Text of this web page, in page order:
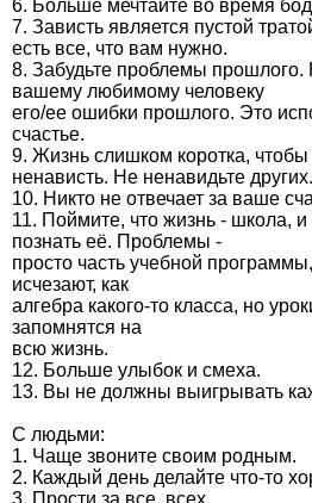
6. Больше мечтайте во время
7. Зависть является пустой
есть все, что вам нужно.
8. Забудьте проблемы
вашему любимому человеку
его/ее ошибки прошлого. Это
счастье.
9. Жизнь слишком коротка, чтобы
ненависть. Не ненавидьте других.
10. Никто не отвечает за ваше
11. Поймите, что жизнь - школа,
познать её. Проблемы -
просто часть учебной
исчезают, как
алгебра какого-то класса, но
запомнятся на
всю жизнь.
12. Больше улыбок и смеха.
13. Вы не должны выигрывать
С людьми:
1. Чаще звоните своим родным.
2. Каждый день делайте что-то
3. Прости за все, всех.